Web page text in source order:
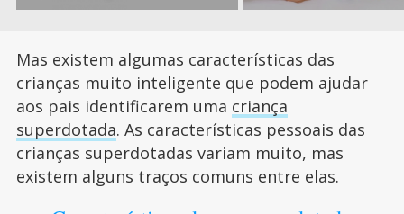
Mas existem algumas características das
crianças muito inteligente que podem ajudar
aos pais identificarem uma criança
superdotada. As características pessoais das
crianças superdotadas variam muito, mas
existem alguns traços comuns entre elas.